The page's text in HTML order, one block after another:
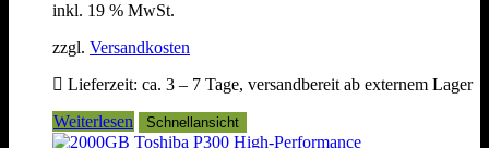
inkl. 19 % MwSt.
zzgl. Versandkosten
Lieferzeit: ca. 3 – 7 Tage, versandbereit ab externem Lager
Weiterlesen
Schnellansicht